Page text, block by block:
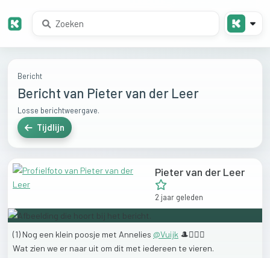
Bericht
Bericht van Pieter van der Leer
Losse berichtweergave.
Tijdlijn
Pieter van der Leer
2 jaar geleden
(1) Nog een klein poosje met Annelies @Vuijk 🎩👰🏼‍♀️
Wat zien we er naar uit om dit met iedereen te vieren.